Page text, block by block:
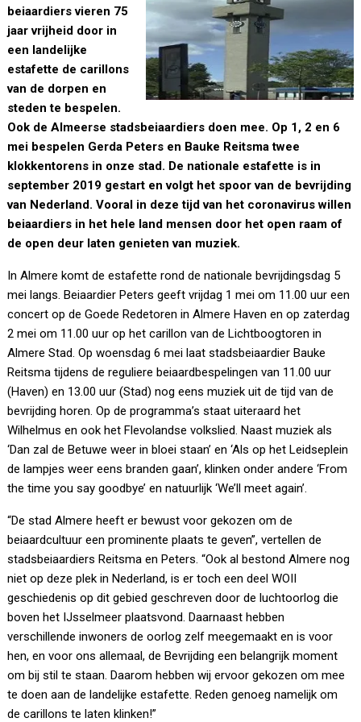
beiaardiers vieren 75
jaar vrijheid door in
een landelijke
estafette de carillons
van de dorpen en
steden te bespelen.
Ook de Almeerse stadsbeiaardiers doen mee. Op 1, 2 en 6
mei bespelen Gerda Peters en Bauke Reitsma twee
klokkentorens in onze stad. De nationale estafette is in
september 2019 gestart en volgt het spoor van de bevrijding
van Nederland. Vooral in deze tijd van het coronavirus willen
beiaardiers in het hele land mensen door het open raam of
de open deur laten genieten van muziek.
In Almere komt de estafette rond de nationale bevrijdingsdag 5
mei langs. Beiaardier Peters geeft vrijdag 1 mei om 11.00 uur een
concert op de Goede Redetoren in Almere Haven en op zaterdag
2 mei om 11.00 uur op het carillon van de Lichtboogtoren in
Almere Stad. Op woensdag 6 mei laat stadsbeiaardier Bauke
Reitsma tijdens de reguliere beiaardbespelingen van 11.00 uur
(Haven) en 13.00 uur (Stad) nog eens muziek uit de tijd van de
bevrijding horen. Op de programma’s staat uiteraard het
Wilhelmus en ook het Flevolandse volkslied. Naast muziek als
‘Dan zal de Betuwe weer in bloei staan’ en ‘Als op het Leidseplein
de lampjes weer eens branden gaan’, klinken onder andere ‘From
the time you say goodbye’ en natuurlijk ‘We’ll meet again’.
“De stad Almere heeft er bewust voor gekozen om de
beiaardcultuur een prominente plaats te geven”, vertellen de
stadsbeiaardiers Reitsma en Peters. “Ook al bestond Almere nog
niet op deze plek in Nederland, is er toch een deel WOII
geschiedenis op dit gebied geschreven door de luchtoorlog die
boven het IJsselmeer plaatsvond. Daarnaast hebben
verschillende inwoners de oorlog zelf meegemaakt en is voor
hen, en voor ons allemaal, de Bevrijding een belangrijk moment
om bij stil te staan. Daarom hebben wij ervoor gekozen om mee
te doen aan de landelijke estafette. Reden genoeg namelijk om
de carillons te laten klinken!”